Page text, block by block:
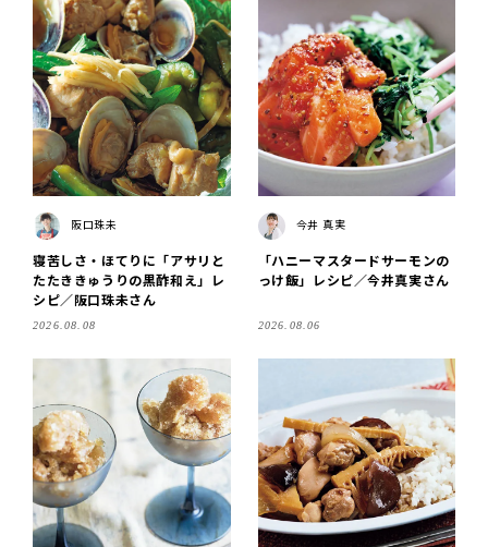
阪口珠未
寝苦しさ・ほてりに「アサリと
たたききゅうりの黒酢和え」レ
シピ／阪口珠未さん
2026.08.08
今井 真実
「ハニーマスタードサーモンの
っけ飯」レシピ／今井真実さん
2026.08.06